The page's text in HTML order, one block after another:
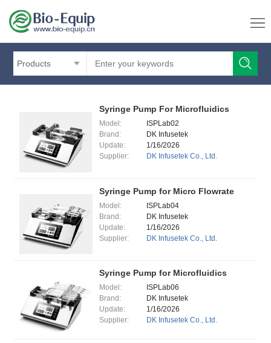
Products
Syringe Pump For Microfluidics
Model:
ISPLab02
Brand:
DK Infusetek
Update:
1/16/2026
Supplier:
DK Infusetek Co., Ltd.
Syringe Pump for Micro Flowrate
Model:
ISPLab04
Brand:
DK Infusetek
Update:
1/16/2026
Supplier:
DK Infusetek Co., Ltd.
Syringe Pump for Microfluidics
Model:
ISPLab06
Brand:
DK Infusetek
Update:
1/16/2026
Supplier:
DK Infusetek Co., Ltd.